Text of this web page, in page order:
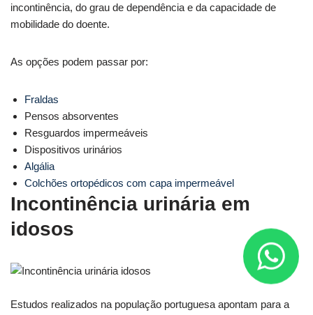
incontinência, do grau de dependência e da capacidade de
mobilidade do doente.
As opções podem passar por:
Fraldas
Pensos absorventes
Resguardos impermeáveis
Dispositivos urinários
Algália
Colchões ortopédicos com capa impermeável
Incontinência urinária em
idosos
Estudos realizados na população portuguesa apontam para a